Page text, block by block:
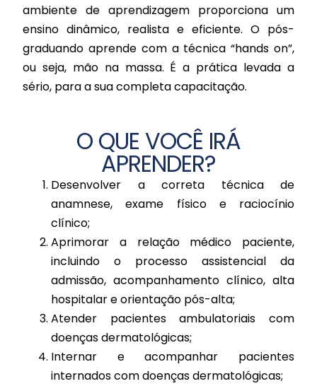
ambiente de aprendizagem proporciona um
ensino dinâmico, realista e eficiente. O pós-
graduando aprende com a técnica “hands on”,
ou seja, mão na massa. É a prática levada a
sério, para a sua completa capacitação.
O QUE VOCÊ IRÁ
APRENDER?
Desenvolver a correta técnica de
anamnese, exame físico e raciocínio
clínico;
Aprimorar a relação médico paciente,
incluindo o processo assistencial da
admissão, acompanhamento clínico, alta
hospitalar e orientação pós-alta;
Atender pacientes ambulatoriais com
doenças dermatológicas;
Internar e acompanhar pacientes
internados com doenças dermatológicas;